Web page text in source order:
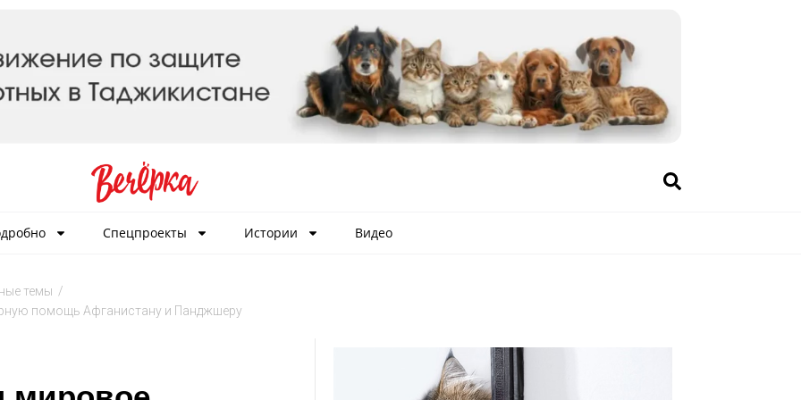
Спецпроекты Истории Видео
темы /
помощь Афганистану и Панджшеру